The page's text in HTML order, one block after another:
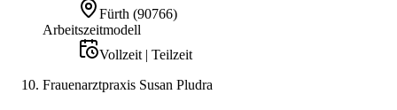
Fürth (90766)
Arbeitszeitmodell
Vollzeit | Teilzeit
Frauenarztpraxis Susan Pludra